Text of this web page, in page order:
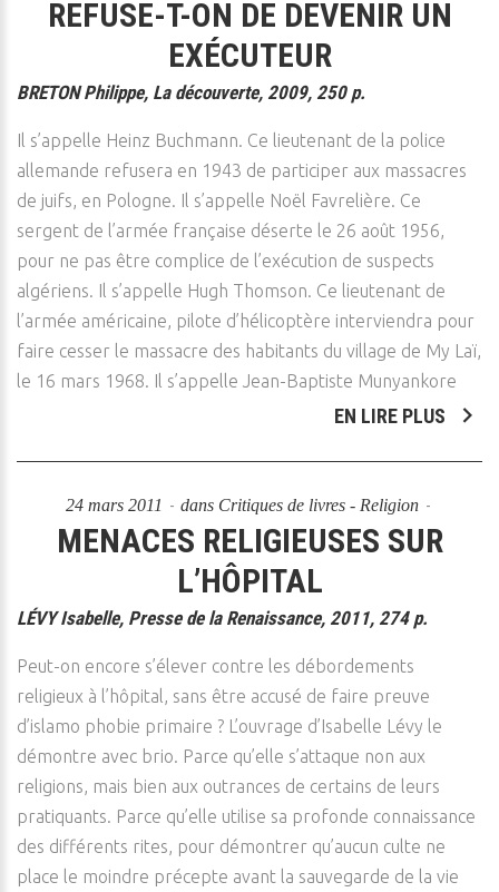
REFUSE-T-ON DE DEVENIR UN
EXÉCUTEUR
BRETON Philippe, La découverte, 2009, 250 p.
Il s’appelle Heinz Buchmann. Ce lieutenant de la police
allemande refusera en 1943 de participer aux massacres
de juifs, en Pologne. Il s’appelle Noël Favrelière. Ce
sergent de l’armée française déserte le 26 août 1956,
pour ne pas être complice de l’exécution de suspects
algériens. Il s’appelle Hugh Thomson. Ce lieutenant de
l’armée américaine, pilote d’hélicoptère interviendra pour
faire cesser le massacre des habitants du village de My Laï,
le 16 mars 1968. Il s’appelle Jean-Baptiste Munyankore
EN LIRE PLUS
24 mars 2011 dans Critiques de livres - Religion
MENACES RELIGIEUSES SUR
L’HÔPITAL
LÉVY Isabelle, Presse de la Renaissance, 2011, 274 p.
Peut-on encore s’élever contre les débordements
religieux à l’hôpital, sans être accusé de faire preuve
d’islamo phobie primaire ? L’ouvrage d’Isabelle Lévy le
démontre avec brio. Parce qu’elle s’attaque non aux
religions, mais bien aux outrances de certains de leurs
pratiquants. Parce qu’elle utilise sa profonde connaissance
des différents rites, pour démontrer qu’aucun culte ne
place le moindre précepte avant la sauvegarde de la vie